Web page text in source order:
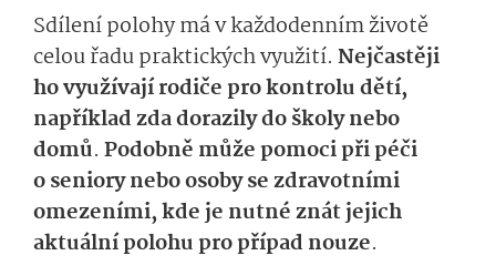
Sdílení polohy má v každodenním životě
celou řadu praktických využití. Nejčastěji
ho využívají rodiče pro kontrolu dětí,
například zda dorazily do školy nebo
domů. Podobně může pomoci při péči
o seniory nebo osoby se zdravotními
omezeními, kde je nutné znát jejich
aktuální polohu pro případ nouze.